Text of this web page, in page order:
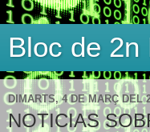
Bloc de 2n
DIMARTS, 4 DE MARÇ DEL
NOTICIAS